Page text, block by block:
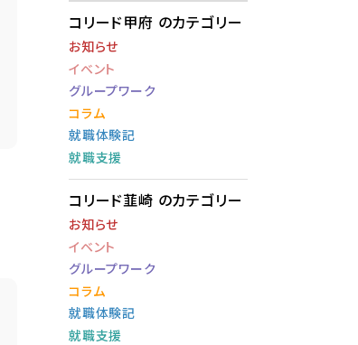
コリード甲府 のカテゴリー
お知らせ
イベント
グループワーク
コラム
就職体験記
就職支援
コリード韮崎 のカテゴリー
お知らせ
イベント
グループワーク
コラム
就職体験記
就職支援